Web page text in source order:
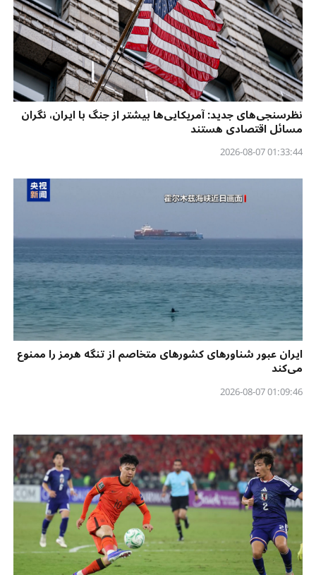
نظرسنجی‌‌های جدید: آمریکایی‌ها بیشتر از جنگ با ایران، نگران
مسائل اقتصادی هستند
01:33:44 2026-08-07
ایران عبور شناورهای کشورهای متخاصم از تنگه هرمز را ممنوع
می‌کند
01:09:46 2026-08-07